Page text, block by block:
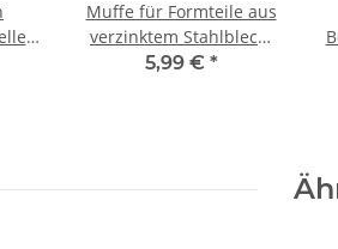
DN
Muffe für Formteile aus
verzinktem Stahlblech,
Ø 250 mm, Lüftung
5,99 € *